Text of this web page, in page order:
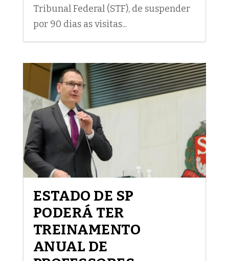
Tribunal Federal (STF), de suspender
por 90 dias as visitas...
ESTADO DE SP
PODERÁ TER
TREINAMENTO
ANUAL DE